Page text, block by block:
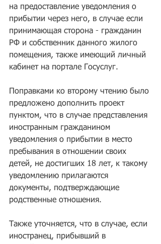
на предоставление уведомления о
прибытии через него, в случае если
принимающая сторона - гражданин
РФ и собственник данного жилого
помещения, также имеющий личный
кабинет на портале Госуслуг.
Поправками ко второму чтению было
предложено дополнить проект
пунктом, что в случае представления
иностранным гражданином
уведомления о прибытии в место
пребывания в отношении своих
детей, не достигших 18 лет, к такому
уведомлению прилагаются
документы, подтверждающие
родственные отношения.
Также уточняется, что в случае, если
иностранец, прибывший в